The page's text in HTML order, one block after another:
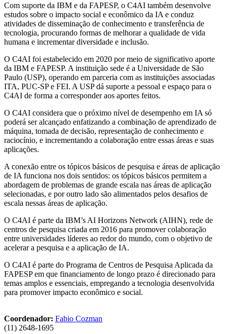
Com suporte da IBM e da FAPESP, o C4AI também desenvolve
estudos sobre o impacto social e econômico da IA e conduz
atividades de disseminação de conhecimento e transferência de
tecnologia, procurando formas de melhorar a qualidade de vida
humana e incrementar diversidade e inclusão.
O C4AI foi estabelecido em 2020 por meio de significativo aporte
da IBM e FAPESP. A instituição sede é a Universidade de São
Paulo (USP), operando em parceria com as instituições associadas
ITA, PUC-SP e FEI. A USP dá suporte a pessoal e espaço para o
C4AI de forma a corresponder aos aportes feitos.
O C4AI considera que o próximo nível de desempenho em IA só
poderá ser alcançado enfatizando a combinação de aprendizado de
máquina, tomada de decisão, representação de conhecimento e
raciocínio, e incrementando a colaboração entre essas áreas e suas
aplicações.
A conexão entre os tópicos básicos de pesquisa e áreas de aplicação
de IA funciona nos dois sentidos: os tópicos básicos permitem a
abordagem de problemas de grande escala nas áreas de aplicação
selecionadas, e por outro lado são alimentados pelos desafios de
escala nessas áreas de aplicação.
O C4AI é parte da IBM’s AI Horizons Network (AIHN), rede de
centros de pesquisa criada em 2016 para promover colaboração
entre universidades líderes ao redor do mundo, com o objetivo de
acelerar a pesquisa e a aplicação de IA.
O C4AI é parte do Programa de Centros de Pesquisa Aplicada da
FAPESP em que financiamento de longo prazo é direcionado para
temas amplos e essenciais, empregando a tecnologia desenvolvida
para promover impacto econômico e social.
Coordenador: Fabio Cozman
(11) 2648-1695